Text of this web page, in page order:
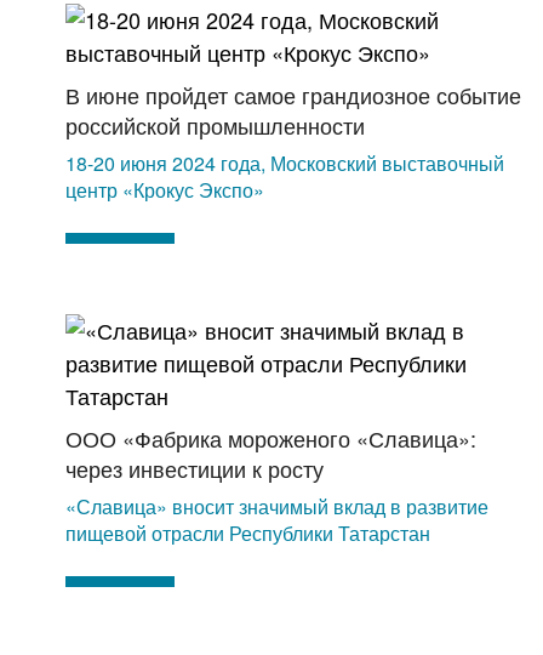
В июне пройдет самое грандиозное событие
российской промышленности
18-20 июня 2024 года, Московский выставочный
центр «Крокус Экспо»
ООО «Фабрика мороженого «Славица»:
через инвестиции к росту
«Славица» вносит значимый вклад в развитие
пищевой отрасли Республики Татарстан